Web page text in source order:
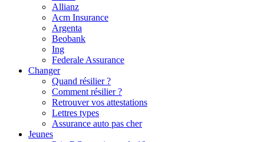
Allianz
Acm Insurance
Argenta
Beobank
Ing
Federale Assurance
Changer
Quand résilier ?
Comment résilier ?
Retrouver vos attestations
Lettres types
Assurance auto pas cher
Jeunes